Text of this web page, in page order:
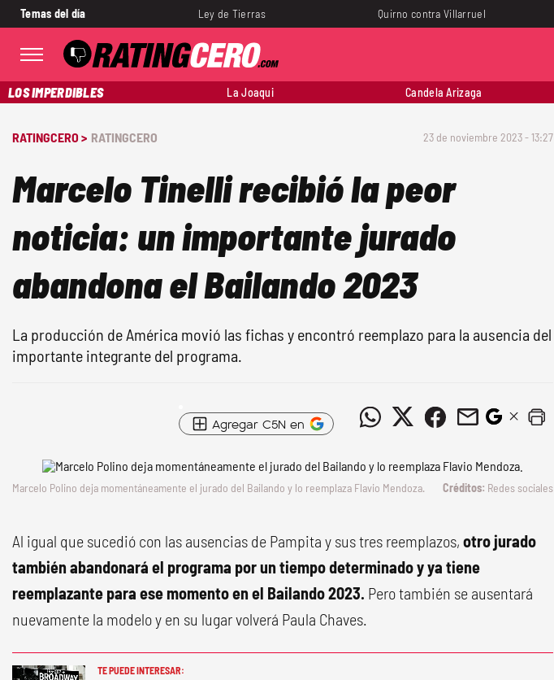
Temas del día Ley de Tierras Quirno contra Villarruel
LOS IMPERDIBLES La Joaqui Candela Arizaga
RATINGCERO > RATINGCERO 23 de noviembre 2023 - 13:27
Marcelo Tinelli recibió la peor
noticia: un importante jurado
abandona el Bailando 2023
La producción de América movió las fichas y encontró reemplazo para la ausencia del
importante integrante del programa.
Agregar C5N en
Marcelo Polino deja momentáneamente el jurado del Bailando y lo reemplaza Flavio Mendoza. Redes sociales
Al igual que sucedió con las ausencias de Pampita y sus tres reemplazos, otro jurado
también abandonará el programa por un tiempo determinado y ya tiene
reemplazante para ese momento en el Bailando 2023. Pero también se ausentará
nuevamente la modelo y en su lugar volverá Paula Chaves.
TE PUEDE INTERESAR: